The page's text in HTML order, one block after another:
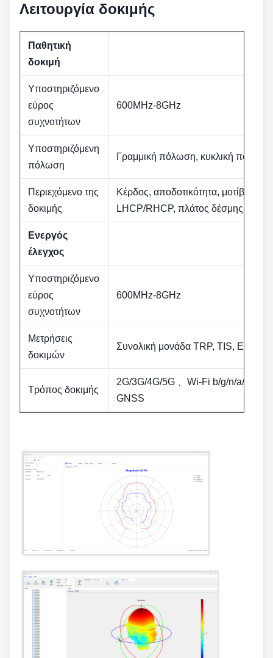
Λειτουργία δοκιμής
Παθητική
δοκιμή
Υποστηριζόμενο
εύρος
συχνοτήτων
600MHz-8GHz
Υποστηριζόμενη
πόλωση
Γραμμική πόλωση, κυκλική
Περιεχόμενο της
δοκιμής
Κέρδος, αποδοτικότητα, μοτίβο
LHCP/RHCP, πλάτος δέσμης, μη
Ενεργός
έλεγχος
Υποστηριζόμενο
εύρος
συχνοτήτων
600MHz-8GHz
Μετρήσεις
δοκιμών
Συνολική μονάδα TRP, TIS, EIRP,
Τρόπος δοκιμής
2G/3G/4G/5G 、Wi-Fi b/g/n/a/ac/ax
GNSS